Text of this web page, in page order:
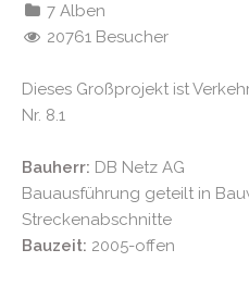
7 Alben
20761 Besucher
Dieses Großprojekt ist
Nr. 8.1
Bauherr: DB Netz AG
Bauausführung geteilt in
Streckenabschnitte
Bauzeit: 2005-offen